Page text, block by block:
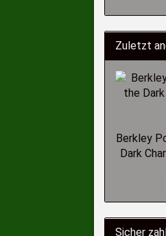
Zuletzt
Berkley
Dark
Sicher